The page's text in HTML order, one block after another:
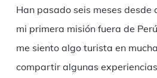
Han pasado seis meses desde
mi primera misión fuera de
me siento algo turista en
compartir algunas